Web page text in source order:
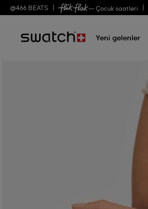
@466 BEATS — Çocuk saatleri
Yeni gelenler